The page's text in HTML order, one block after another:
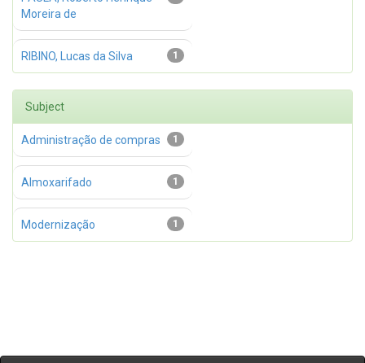
Moreira de
1
RIBINO, Lucas da Silva
Subject
1
Administração de compras
1
Almoxarifado
1
Modernização